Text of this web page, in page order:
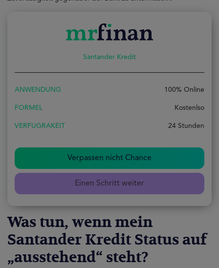
Santander Kredit
ANWENDUNG 100% Online
FORMEL Kostenlso
VERFUGRAKEIT 24 Stunden
Verpassen nicht Chance
Einen Schritt weiter
Was tun, wenn mein
Santander Kredit Status auf
„ausstehend“ steht?